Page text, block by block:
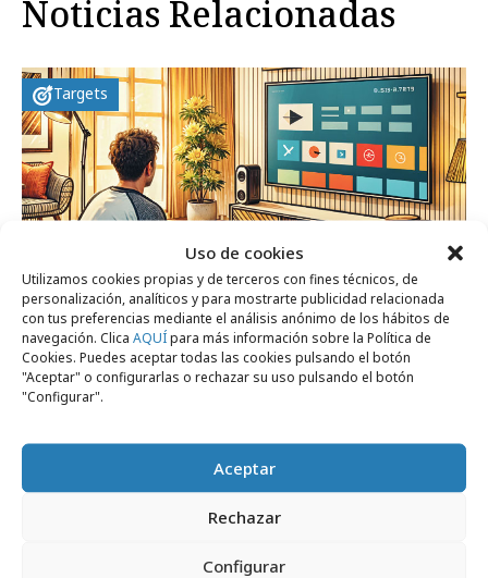
Uso de cookies
Utilizamos cookies propias y de terceros con fines técnicos, de
personalización, analíticos y para mostrarte publicidad relacionada
con tus preferencias mediante el análisis anónimo de los hábitos de
navegación. Clica AQUÍpara más información sobre la Política de
Cookies. Puedes aceptar todas las cookies pulsando el botón
"Aceptar" o configurarlas o rechazar su uso pulsando el botón
"Configurar".
Aceptar
Rechazar
Configurar
Noticias Relacionadas
Targets
jueves, 30 de enero 2025